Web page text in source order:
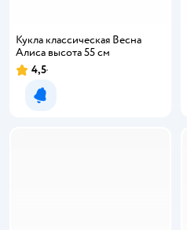
Кукла классическая Весна
Алиса высота 55 см
4,5
Уведомить о появлении